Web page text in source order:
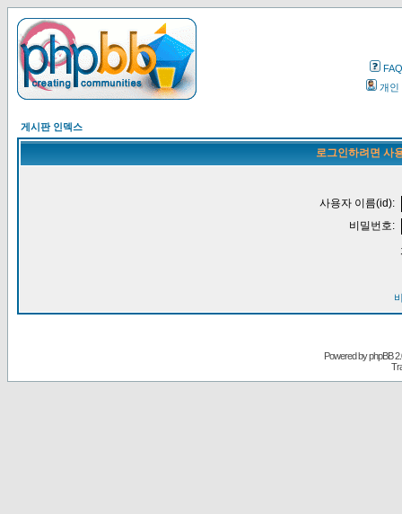
FAQ
개인
게시판 인덱스
로그인하려면 사
사용자 이름(id):
비밀번호:
Powered byphpBB